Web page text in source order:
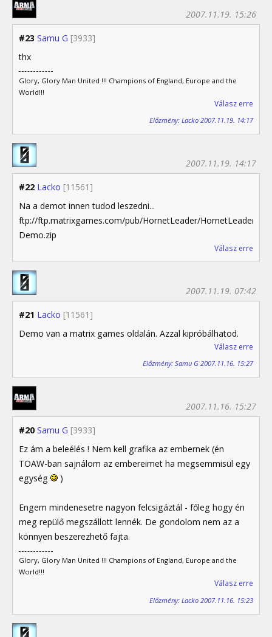
#23 Samu G [3933]
2007.11.19. 15:26
thx
Glory, Glory Man United !!! Champions of England, Europe and the
World!!!
Válasz erre
Előzmény: Lacko 2007.11.19. 14:17
#22 Lacko [11561]
2007.11.19. 14:17
Na a demot innen tudod leszedni...
ftp://ftp.matrixgames.com/pub/HornetLeader/HornetLeader-
Demo.zip
Válasz erre
#21 Lacko [11561]
2007.11.19. 07:42
Demo van a matrix games oldalán. Azzal kipróbálhatod.
Válasz erre
Előzmény: Samu G 2007.11.16. 15:27
#20 Samu G [3933]
2007.11.16. 15:27
Ez ám a beleélés ! Nem kell grafika az embernek (én
TOAW-ban sajnálom az embereimet ha megsemmisül egy
egység
)
Engem mindenesetre nagyon felcsigáztál - főleg hogy én
meg repülő megszállott lennék. De gondolom nem az a
könnyen beszerezhető fajta.
Glory, Glory Man United !!! Champions of England, Europe and the
World!!!
Válasz erre
Előzmény: Lacko 2007.11.16. 15:23